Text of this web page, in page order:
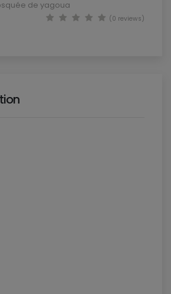
de yagoua
(0 reviews)